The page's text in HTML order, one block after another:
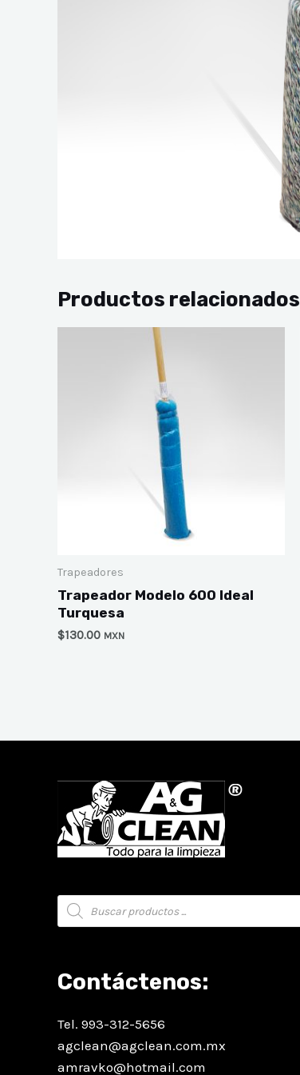
Productos relacionados
Trapeadores
Trapeador Modelo 600 Ideal
Turquesa
$130.00 MXN
Búsqueda
de
productos
Contáctenos:
Tel. 993-312-5656
agclean@agclean.com.mx
amravko@hotmail.com